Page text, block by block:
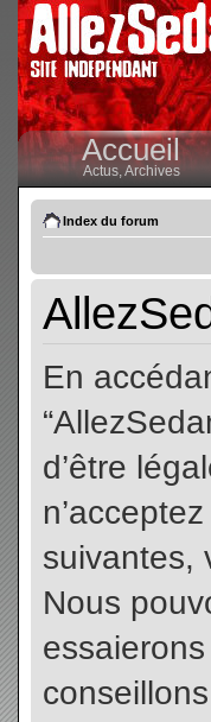
Accueil
Actus,Archives
Index du forum
En
d’être
suivantes,
Nous